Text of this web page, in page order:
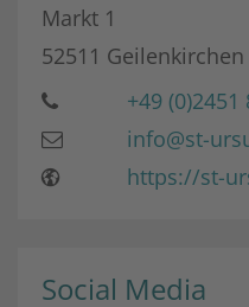
Markt 1
52511 Geilenkirchen
+49 (0)2451
info@st-
https://st-
Social Media